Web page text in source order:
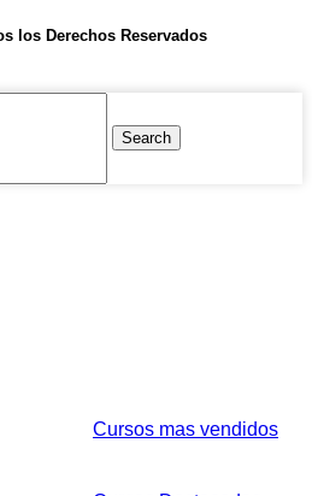
los Derechos Reservados
Search
Cursos mas vendidos